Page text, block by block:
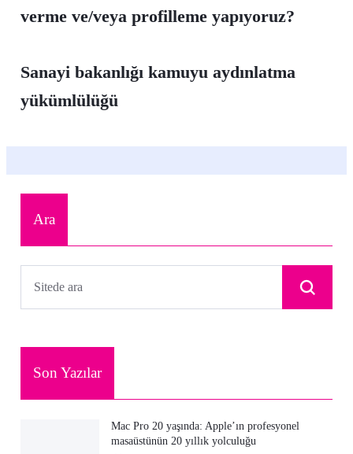
verme ve/veya profilleme yapıyoruz?
Sanayi bakanlığı kamuyu aydınlatma
yükümlülüğü
Ara
Son Yazılar
Mac Pro 20 yaşında: Apple’ın profesyonel
masaüstünün 20 yıllık yolculuğu